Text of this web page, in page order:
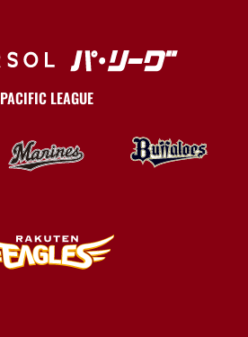
PACIFIC LEAGUE